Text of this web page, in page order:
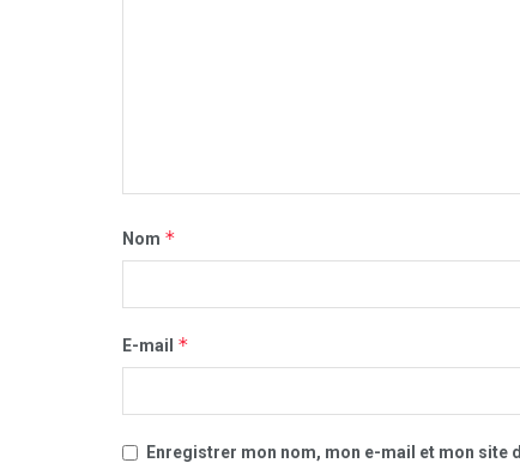
Nom *
E-mail *
Enregistrer mon nom, mon e-mail et mon site